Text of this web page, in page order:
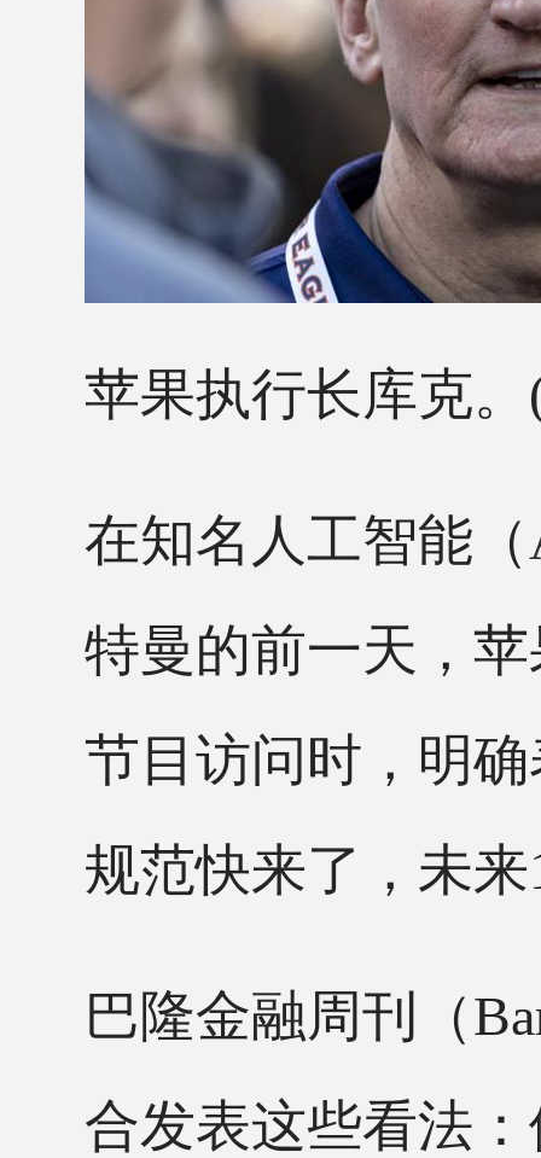
苹果执行长库克。
在知名人工智能（
特曼的前一天，
节目访问时，明
规范快来了，未
巴隆金融周刊（
合发表这些看法